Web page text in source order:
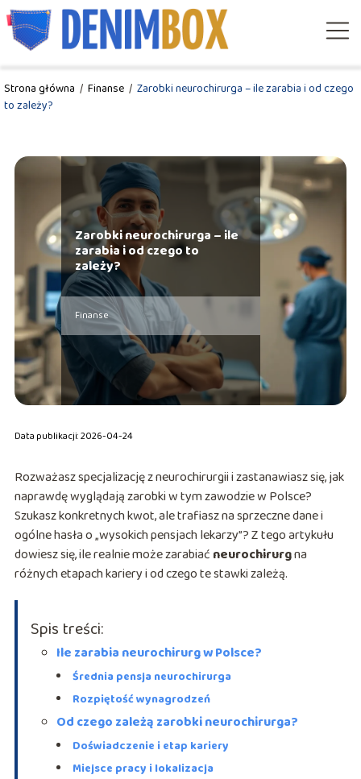
Strona główna / Finanse / Zarobki neurochirurga – ile zarabia i od czego
to zależy?
Zarobki neurochirurga – ile
zarabia i od czego to
zależy?
Finanse
Data publikacji: 2026-04-24
Rozważasz specjalizację z neurochirurgii i zastanawiasz się, jak
naprawdę wyglądają zarobki w tym zawodzie w Polsce?
Szukasz konkretnych kwot, ale trafiasz na sprzeczne dane i
ogólne hasła o „wysokich pensjach lekarzy”? Z tego artykułu
dowiesz się, ile realnie może zarabiać neurochirurgna
różnych etapach kariery i od czego te stawki zależą.
Spis treści:
Ile zarabia neurochirurg w Polsce?
Średnia pensja neurochirurga
Rozpiętość wynagrodzeń
Od czego zależą zarobki neurochirurga?
Doświadczenie i etap kariery
Miejsce pracy i lokalizacja